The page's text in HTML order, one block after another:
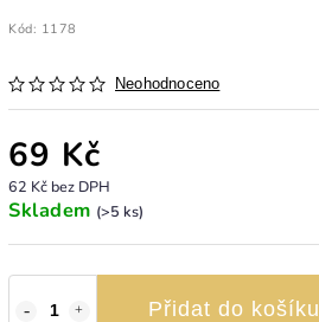
Kód: 1178
Neohodnoceno
69 Kč
62 Kč bez DPH
Skladem (>5 ks)
Přidat do košíku